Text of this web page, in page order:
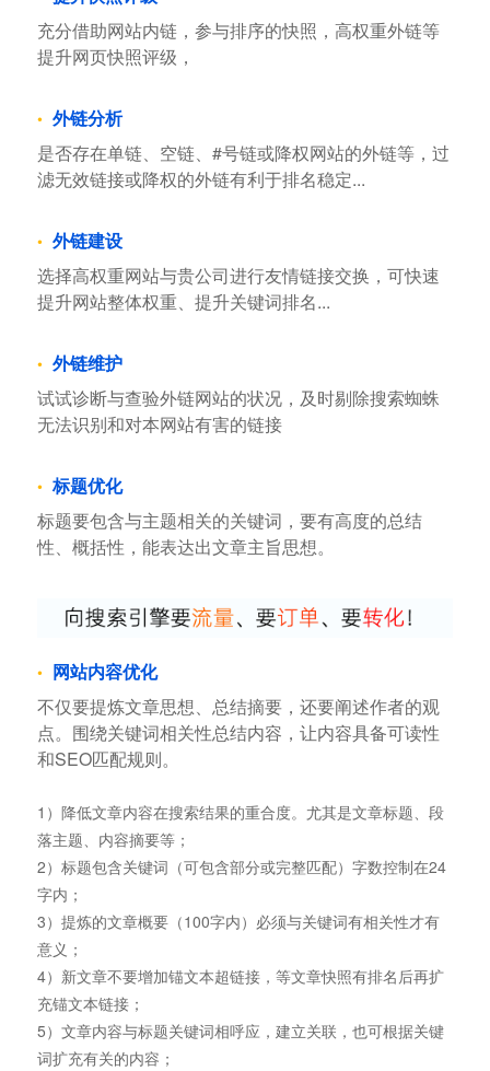
充分借助网站内链，参与排序的快照，高权重外链等
提升网页快照评级，
外链分析
是否存在单链、空链、#号链或降权网站的外链等，过
滤无效链接或降权的外链有利于排名稳定...
外链建设
选择高权重网站与贵公司进行友情链接交换，可快速
提升网站整体权重、提升关键词排名...
外链维护
试试诊断与查验外链网站的状况，及时剔除搜索蜘蛛
无法识别和对本网站有害的链接
标题优化
标题要包含与主题相关的关键词，要有高度的总结
性、概括性，能表达出文章主旨思想。
网站内容优化
不仅要提炼文章思想、总结摘要，还要阐述作者的观
点。围绕关键词相关性总结内容，让内容具备可读性
和SEO匹配规则。
1）降低文章内容在搜索结果的重合度。尤其是文章标题、段
落主题、内容摘要等；
2）标题包含关键词（可包含部分或完整匹配）字数控制在24
字内；
3）提炼的文章概要（100字内）必须与关键词有相关性才有
意义；
4）新文章不要增加锚文本超链接，等文章快照有排名后再扩
充锚文本链接；
5）文章内容与标题关键词相呼应，建立关联，也可根据关键
词扩充有关的内容；